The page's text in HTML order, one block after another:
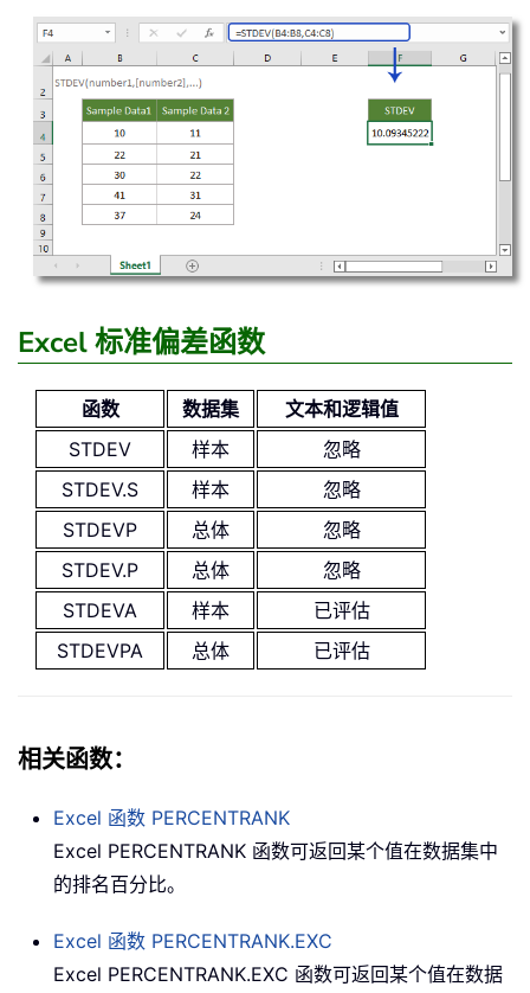
Excel 标准偏差函数
函数 数据集
文本和逻辑值
STDEV
样本
忽略
STDEV.S
样本
忽略
STDEVP
总体
忽略
STDEV.P
总体
忽略
STDEVA
样本
已评估
STDEVPA
总体 已评估
相关函数：
Excel 函数 PERCENTRANK
Excel PERCENTRANK 函数可返回某个值在数据集中
的排名百分比。
Excel 函数 PERCENTRANK.EXC
Excel PERCENTRANK.EXC 函数可返回某个值在数据